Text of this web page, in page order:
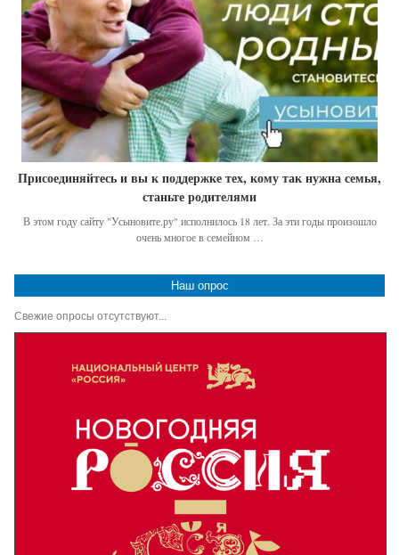
Присоединяйтесь и вы к поддержке тех, кому так нужна семья,
станьте родителями
В этом году сайту "Усыновите.ру" исполнилось 18 лет. За эти годы произошло
очень многое в семейном …
Наш опрос
Свежие опросы отсутствуют...